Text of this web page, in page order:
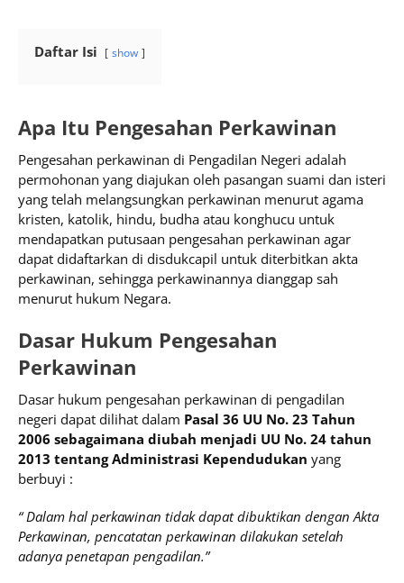
Daftar Isi show
Apa Itu Pengesahan Perkawinan
Pengesahan perkawinan di Pengadilan Negeri adalah
permohonan yang diajukan oleh pasangan suami dan isteri
yang telah melangsungkan perkawinan menurut agama
kristen, katolik, hindu, budha atau konghucu untuk
mendapatkan putusaan pengesahan perkawinan agar
dapat didaftarkan di disdukcapil untuk diterbitkan akta
perkawinan, sehingga perkawinannya dianggap sah
menurut hukum Negara.
Dasar Hukum Pengesahan
Perkawinan
Dasar hukum pengesahan perkawinan di pengadilan
negeri dapat dilihat dalam Pasal 36 UU No. 23 Tahun
2006 sebagaimana diubah menjadi UU No. 24 tahun
2013 tentang Administrasi Kependudukan yang
berbuyi :
“Dalam hal perkawinan tidak dapat dibuktikan dengan Akta
Perkawinan, pencatatan perkawinan dilakukan setelah
adanya penetapan pengadilan.”